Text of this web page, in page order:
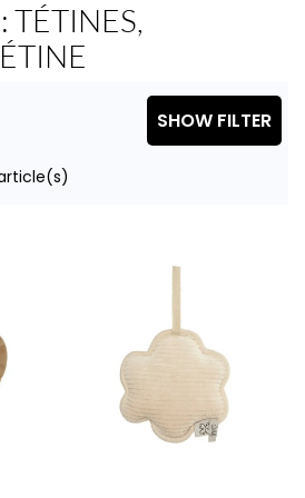
TÉTINES,
SHOW FILTER